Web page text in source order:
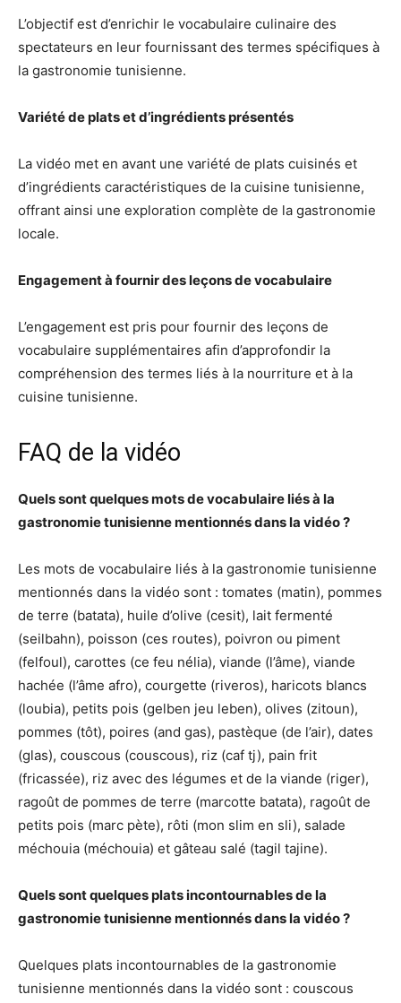
L’objectif est d’enrichir le vocabulaire culinaire des
spectateurs en leur fournissant des termes spécifiques à
la gastronomie tunisienne.
Variété de plats et d’ingrédients présentés
La vidéo met en avant une variété de plats cuisinés et
d’ingrédients caractéristiques de la cuisine tunisienne,
offrant ainsi une exploration complète de la gastronomie
locale.
Engagement à fournir des leçons de vocabulaire
L’engagement est pris pour fournir des leçons de
vocabulaire supplémentaires afin d’approfondir la
compréhension des termes liés à la nourriture et à la
cuisine tunisienne.
FAQ de la vidéo
Quels sont quelques mots de vocabulaire liés à la
gastronomie tunisienne mentionnés dans la vidéo ?
Les mots de vocabulaire liés à la gastronomie tunisienne
mentionnés dans la vidéo sont : tomates (matin), pommes
de terre (batata), huile d’olive (cesit), lait fermenté
(seilbahn), poisson (ces routes), poivron ou piment
(felfoul), carottes (ce feu nélia), viande (l’âme), viande
hachée (l’âme afro), courgette (riveros), haricots blancs
(loubia), petits pois (gelben jeu leben), olives (zitoun),
pommes (tôt), poires (and gas), pastèque (de l’air), dates
(glas), couscous (couscous), riz (caf tj), pain frit
(fricassée), riz avec des légumes et de la viande (riger),
ragoût de pommes de terre (marcotte batata), ragoût de
petits pois (marc pète), rôti (mon slim en sli), salade
méchouia (méchouia) et gâteau salé (tagil tajine).
Quels sont quelques plats incontournables de la
gastronomie tunisienne mentionnés dans la vidéo ?
Quelques plats incontournables de la gastronomie
tunisienne mentionnés dans la vidéo sont : couscous